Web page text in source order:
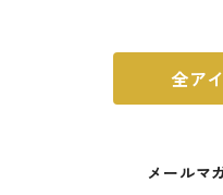
全ア
メールマ